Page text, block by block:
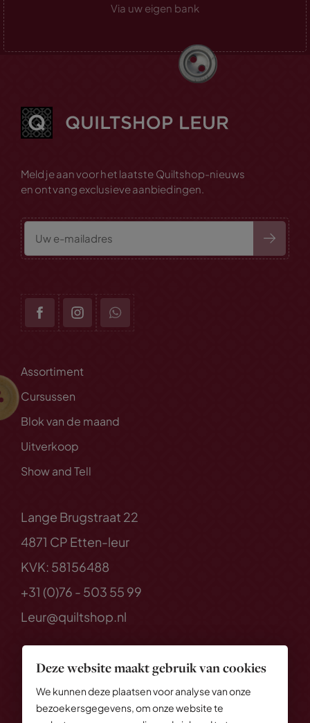
Deze website maakt gebruik van cookies
We kunnen deze plaatsen voor analyse van onze
bezoekersgegevens, om onze website te
Via uw eigen bank
Meld je aan voor het laatste Quiltshop-nieuws
en ontvang exclusieve aanbiedingen.
Assortiment
Cursussen
Blok van de maand
Uitverkoop
Show and Tell
Lange Brugstraat 22
4871 CP Etten-leur
KVK: 58156488
+31 (0)76 - 503 55 99
Leur@quiltshop.nl